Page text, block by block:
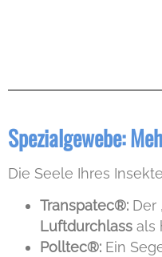
Spezialgewebe:
Die Seele Ihres
Transpatec®: Der
Luftdurchlass als
Polltec®: Ein